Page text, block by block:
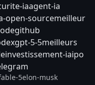
iaagent-ia
open-sourcemeilleur
github
gpt-5-5meilleurs
investissement-iaipo
5elon-musk